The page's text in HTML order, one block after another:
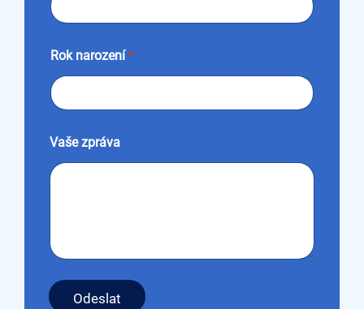
í
r
o
z
e
í
Rok narození*
Vaše zpráva
Odeslat